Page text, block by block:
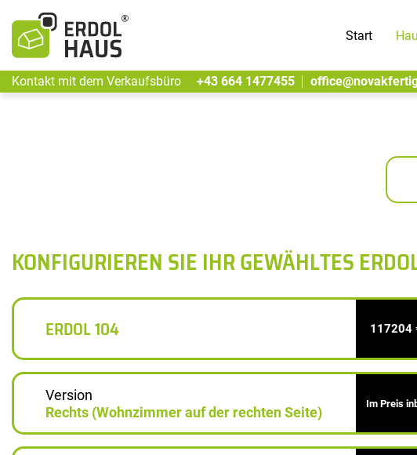
Start
Kontakt mit dem Verkaufsbüro +43 664 1477455
KONFIGURIEREN SIE IHR GEWÄHLTES
ERDOL 104 117204
Version
Rechts (Wohnzimmer auf der rechten Seite)
Im Preis